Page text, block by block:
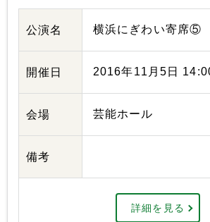
公演名 横浜にぎわい寄席⑤
開催日 2016年11月5日
会場 芸能ホール
備考
詳細を見る